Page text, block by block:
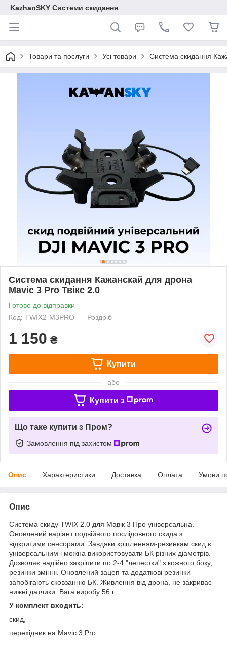
KazhanSKY Системи скидання
Товари та послуги Усі товари Система скидання
Система скидання Кажанскай для дрона
Mavic 3 Pro Твікс 2.0
Готово до відправки
Код: TWIX2-M3PRO
Роздріб
1 150 ₴
Купити
або
Купити з
Що таке купити з Пром?
Замовлення під захистом
Опис Характеристики Доставка Оплата Умови
Опис
Система скиду TWIX 2.0 для Мавік 3 Про універсальна.
Оновлений варіант подвійного послідовного скида з
відкритими сенсорами. Завдяки кріпленням-резинкам скид є
універсальним і можна використовувати БК різних діаметрів.
Дозволяє надійно закріпити по 2-4 "лепестки" з кожного боку,
резинки змінні. Оновлений зацеп та додаткові резинки
запобігають сковзанню БК. Живлення від дрона, не закриває
нижні датчики. Вага виробу 56 г.
У комплект входить:
скид,
перехідник на Mavic 3 Pro.